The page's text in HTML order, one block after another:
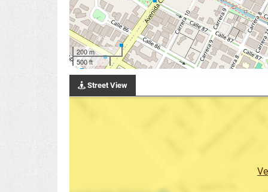
200 m
500 ft
Street View